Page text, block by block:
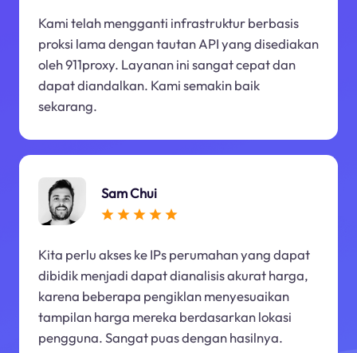
Kami telah mengganti infrastruktur berbasis
proksi lama dengan tautan API yang disediakan
oleh 911proxy. Layanan ini sangat cepat dan
dapat diandalkan. Kami semakin baik
sekarang.
Sam Chui
Kita perlu akses ke IPs perumahan yang dapat
dibidik menjadi dapat dianalisis akurat harga,
karena beberapa pengiklan menyesuaikan
tampilan harga mereka berdasarkan lokasi
pengguna. Sangat puas dengan hasilnya.